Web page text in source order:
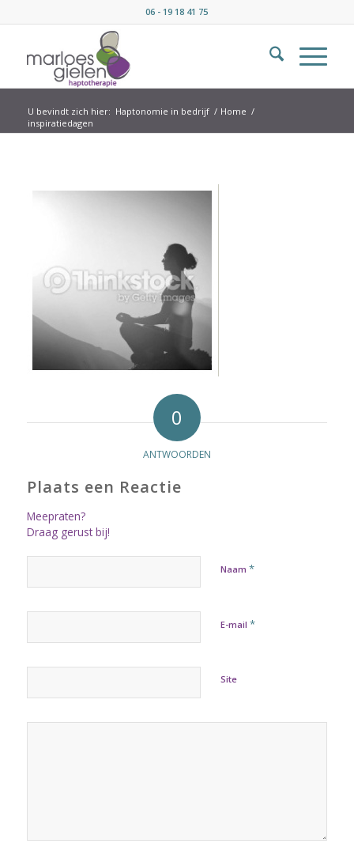
06 - 19 18 41 75
U bevindt zich hier: Haptonomie in bedrijf / Home /
inspiratiedagen
0
ANTWOORDEN
Plaats een Reactie
Meepraten?
Draag gerust bij!
Naam *
E-mail *
Site